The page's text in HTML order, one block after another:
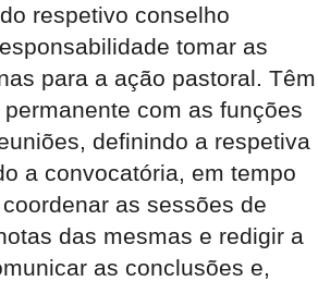
respetivo conselho
tomar as
para a ação pastoral. Têm
com as funções
definindo a respetiva
a convocatória, em tempo
as sessões de
das mesmas e redigir a
as conclusões e,